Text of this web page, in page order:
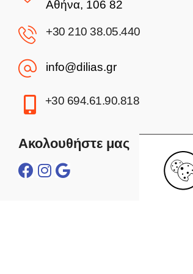
Αθήνα, 106 82
+30 210 38.05.440
info@dilias.gr
+30 694.61.90.818
Ακολουθήστε μας